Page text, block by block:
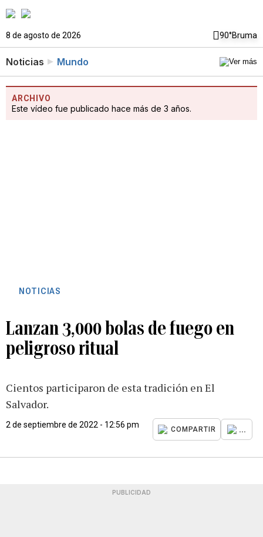
8 de agosto de 2026 90°Bruma
Noticias Mundo
ARCHIVO
Este vídeo fue publicado hace más de 3 años.
NOTICIAS
Lanzan 3,000 bolas de fuego en
peligroso ritual
Cientos participaron de esta tradición en El
Salvador.
2 de septiembre de 2022 - 12:56 pm
COMPARTIR ...
PUBLICIDAD